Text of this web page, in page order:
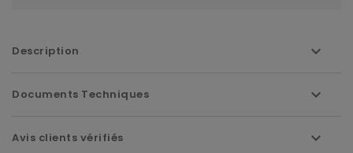
Description
Documents Techniques
Avis clients vérifiés